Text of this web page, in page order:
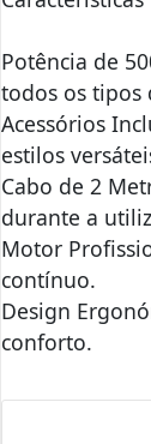
Potência de
todos os tipos
Acessórios
estilos
Cabo de 2
durante a
Motor
contínuo.
Design
conforto.